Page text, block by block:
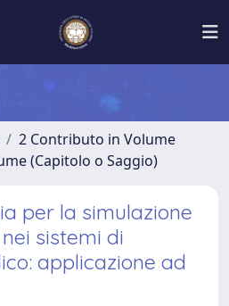
2 Contributo in Volume
(Capitolo o Saggio)
per la simulazione
sistemi di
applicazione ad